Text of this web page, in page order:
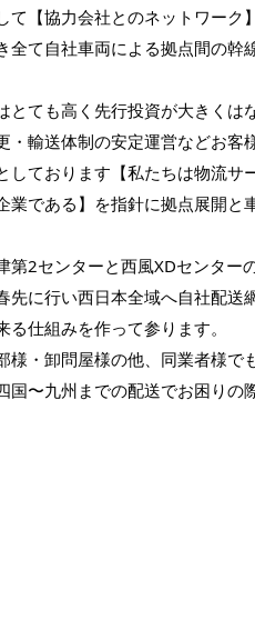
て【協力会社とのネットワーク
全て自社車両による拠点間の幹
とても高く先行投資が大きく
・輸送体制の安定運営などお
しております【私たちは物流サ
業である】を指針に拠点展開と
第2センターと西風XDセンター
先に行い西日本全域へ自社配
仕組みを作って参ります。
様・卸問屋様の他、同業者様で
国〜九州までの配送でお困りの